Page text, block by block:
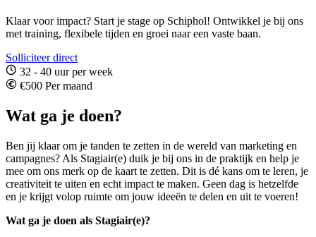
Klaar voor impact? Start je stage op Schiphol! Ontwikkel je bij ons
met training, flexibele tijden en groei naar een vaste baan.
Solliciteer direct
32 - 40 uur per week
€500 Per maand
Wat ga je doen?
Ben jij klaar om je tanden te zetten in de wereld van marketing en
campagnes? Als Stagiair(e) duik je bij ons in de praktijk en help je
mee om ons merk op de kaart te zetten. Dit is dé kans om te leren, je
creativiteit te uiten en echt impact te maken. Geen dag is hetzelfde
en je krijgt volop ruimte om jouw ideeën te delen en uit te voeren!
Wat ga je doen als Stagiair(e)?